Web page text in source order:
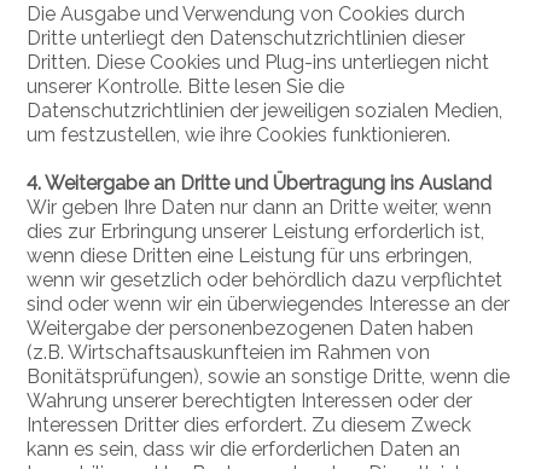
Die Ausgabe und Verwendung von Cookies durch
Dritte unterliegt den Datenschutzrichtlinien dieser
Dritten. Diese Cookies und Plug-ins unterliegen nicht
unserer Kontrolle. Bitte lesen Sie die
Datenschutzrichtlinien der jeweiligen sozialen Medien,
um festzustellen, wie ihre Cookies funktionieren.
4. Weitergabe an Dritte und Übertragung ins Ausland
Wir geben Ihre Daten nur dann an Dritte weiter, wenn
dies zur Erbringung unserer Leistung erforderlich ist,
wenn diese Dritten eine Leistung für uns erbringen,
wenn wir gesetzlich oder behördlich dazu verpflichtet
sind oder wenn wir ein überwiegendes Interesse an der
Weitergabe der personenbezogenen Daten haben
(z.B. Wirtschaftsauskunfteien im Rahmen von
Bonitätsprüfungen), sowie an sonstige Dritte, wenn die
Wahrung unserer berechtigten Interessen oder der
Interessen Dritter dies erfordert. Zu diesem Zweck
kann es sein, dass wir die erforderlichen Daten an